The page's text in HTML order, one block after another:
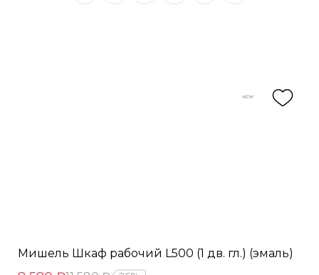
Мишель Шкаф рабочий L500 (1 дв. гл.) (эмаль)